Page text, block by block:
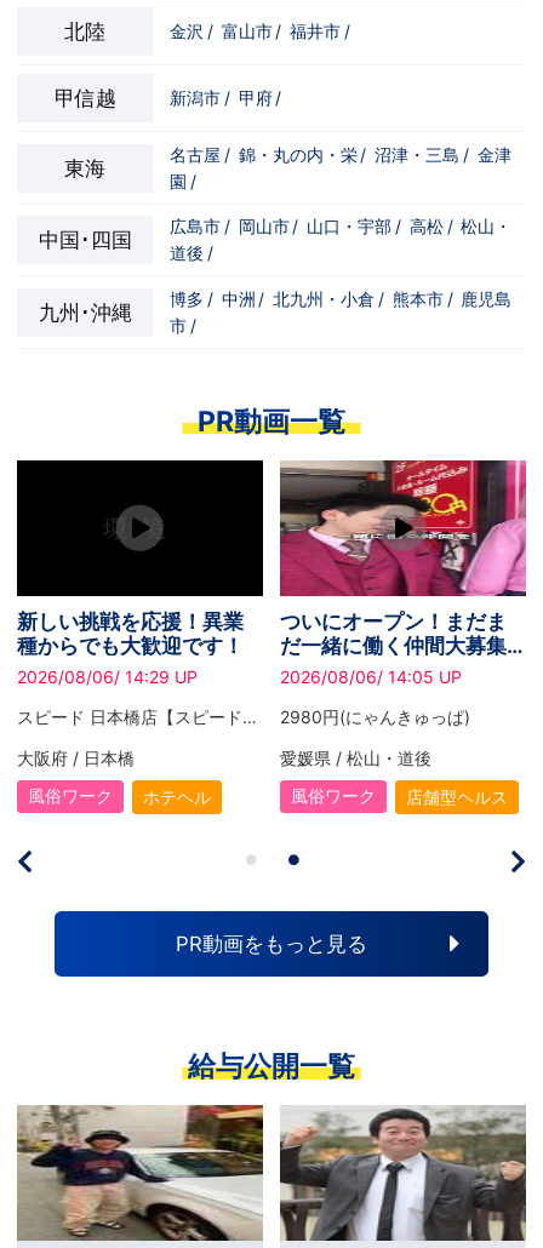
北陸 金沢 / 富山市 / 福井市 /
甲信越 新潟市 / 甲府 /
東海
名古屋 / 錦・丸の内・栄 / 沼津・三島 / 金津
園 /
中国･四国
広島市 / 岡山市 / 山口・宇部 / 高松 / 松山・
道後 /
九州･沖縄
博多 / 中洲 / 北九州・小倉 / 熊本市 / 鹿児島
市 /
PR動画一覧
にオープン！まだま
緒に働く仲間大募集
す！
08/06/ 14:05 UP
円(にゃんきゅっぱ)
県 / 松山・道後
俗ワーク
店舗型ヘルス
ついにオープン！まだま
だ一緒に働く仲間大募集
中です！
2026/08/06/ 16:05 UP
2980円(にゃんきゅっぱ)
愛媛県 / 松山・道後
風俗ワーク
店舗型ヘルス
ス
PR動画をもっと見る
給与公開一覧